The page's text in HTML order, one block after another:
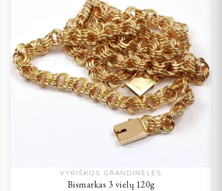
VYRIŠKOS GRANDINĖLĖS
Bismarkas 3 vielų 120g